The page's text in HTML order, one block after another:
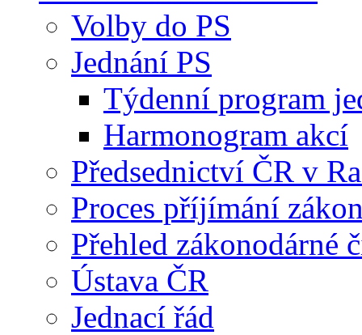
Volby do PS
Jednání PS
Týdenní program
Harmonogram akcí
Předsednictví ČR v
Proces příjímání
Přehled zákonodárné
Ústava ČR
Jednací řád